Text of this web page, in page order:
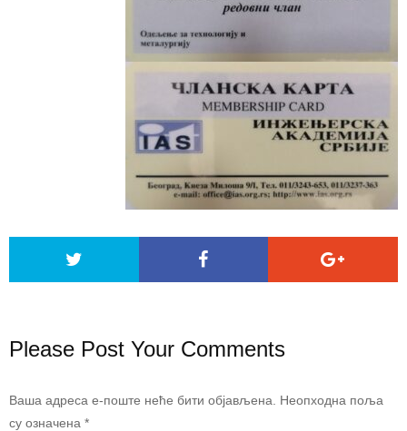
Please Post Your Comments
Ваша адреса е-поште неће бити објављена.
Неопходна поља
су означена *